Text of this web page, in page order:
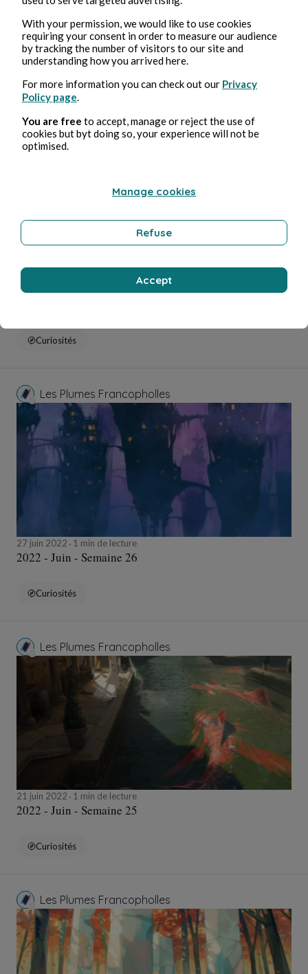
13 juil. 20221 min de lecture
2022 - Juillet - Semaine 28
Curiosités
Les Plumes Francopholles
4 juil. 20221 min de lecture
Curiosités
Les Plumes Francopholles
27 juin 2022 1 min de lecture
2022 - Juin - Semaine 26
Curiosités
Les Plumes Francopholles
21 juin 2022 1 min de lecture
2022 - Juin - Semaine 25
Curiosités
Les Plumes Francopholles
With your permission, we would like to use cookies
requiring your consent in order to measure our audience
by tracking the number of visitors to our site and
understanding how you arrived here.
For more information you can check out our Privacy
Policy page
You are free to accept, manage or reject the use of
cookies but byt doing so, your experience will not be
optimised.
Manage cookies
Refuse
Accept